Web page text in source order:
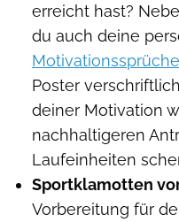
erreicht hast?
du auch deine
Poster
deiner Motivation
nachhaltigeren
Laufeinheiten
Sportklamotten
Vorbereitung für